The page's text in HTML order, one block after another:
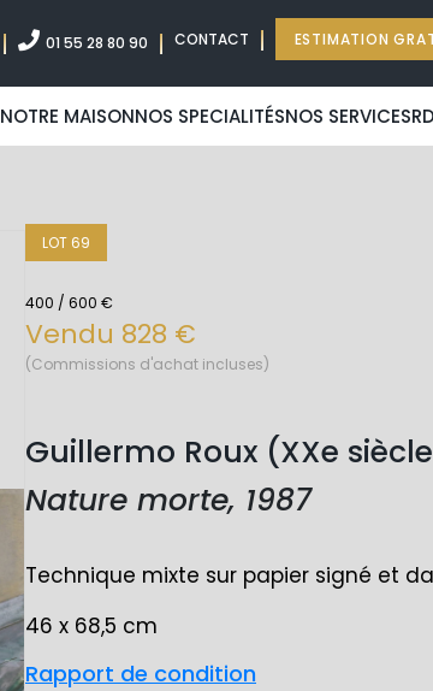
01 55 28 80 90 CONTACT ESTIMATION
NOTRE MAISONNOS SPECIALITÉSNOS SERVICES
LOT 69
400 / 600 €
Vendu 828 €
(Commissions d'achat incluses)
Guillermo Roux (XXe
Nature morte, 1987
Technique mixte sur papier signé et
46 x 68,5 cm
Rapport de condition